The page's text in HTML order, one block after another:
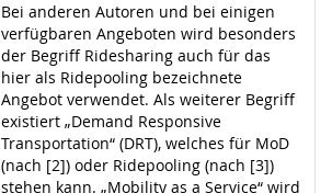
Bei anderen Autoren und bei einigen
verfügbaren Angeboten wird besonders
der Begriff Ridesharing auch für das
hier als Ridepooling bezeichnete
Angebot verwendet. Als weiterer Begriff
existiert „Demand Responsive
Transportation“ (DRT), welches für MoD
(nach [2]) oder Ridepooling (nach [3])
stehen kann. „Mobility as a Service“ wird